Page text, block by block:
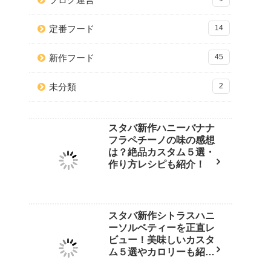
定番フード 14
新作フード 45
未分類 2
スタバ新作ハニーバナナ
フラペチーノの味の感想
は？絶品カスタム５選・
作り方レシピも紹介！
スタバ新作シトラスハニ
ーソルベティーを正直レ
ビュー！美味しいカスタ
ム５選やカロリーも紹